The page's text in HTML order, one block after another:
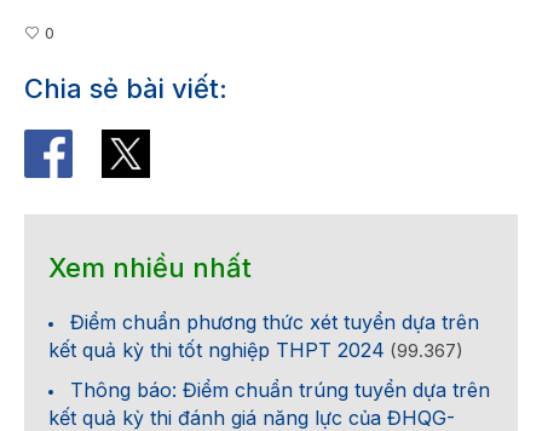
0
Chia sẻ bài viết:
Xem nhiều nhất
Điểm chuẩn phương thức xét tuyển dựa trên
kết quả kỳ thi tốt nghiệp THPT 2024 (99.367)
Thông báo: Điểm chuẩn trúng tuyển dựa trên
kết quả kỳ thi đánh giá năng lực của ĐHQG-